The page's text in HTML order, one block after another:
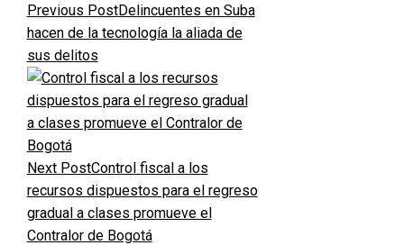
Previous PostDelincuentes en Suba
hacen de la tecnología la aliada de
sus delitos
Next PostControl fiscal a los
recursos dispuestos para el regreso
gradual a clases promueve el
Contralor de Bogotá